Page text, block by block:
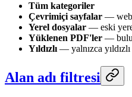
Tüm kategoriler
Çevrimiçi sayfalar —
Yerel dosyalar — eski
Yüklenen PDF'ler —
Yıldızlı — yalnızca
Alan adı filtresi